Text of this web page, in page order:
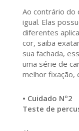
Ao contrário do
igual. Elas
diferentes
cor, saiba
sua fachada,
uma série de
melhor fixação,
• Cuidado Nº2
Teste de